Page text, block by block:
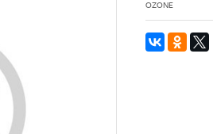
OZONE